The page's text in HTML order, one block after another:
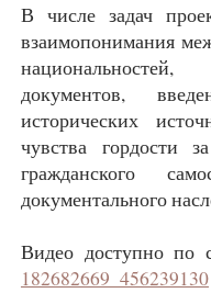
В числе задач
взаимопонимания
документов,
исторических
чувства гордости
гражданского
документального
Видео доступно по
182682669_456239130